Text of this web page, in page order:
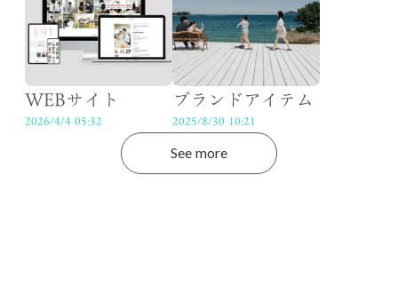
WEBサイト
2026/4/4 05:32
ブランドアイテム
2025/8/30 10:21
See more